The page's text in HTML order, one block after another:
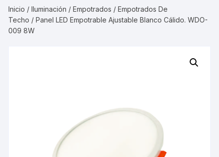
Inicio /Iluminación /Empotrados /Empotrados De
Techo / Panel LED Empotrable Ajustable Blanco Cálido. WDO-
009 8W